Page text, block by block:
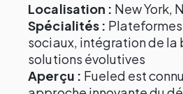
Localisation : New York,
Spécialités :
sociaux, intégration de la
solutions évolutives
Aperçu : Fueled est